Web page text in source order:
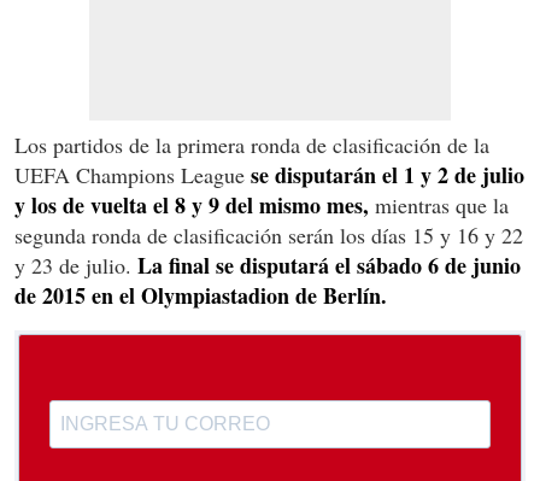
Los partidos de la primera ronda de clasificación de la
UEFA Champions League se disputarán el 1 y 2 de julio
y los de vuelta el 8 y 9 del mismo mes, mientras que la
segunda ronda de clasificación serán los días 15 y 16 y 22
y 23 de julio. La final se disputará el sábado 6 de junio
de 2015 en el Olympiastadion de Berlín.